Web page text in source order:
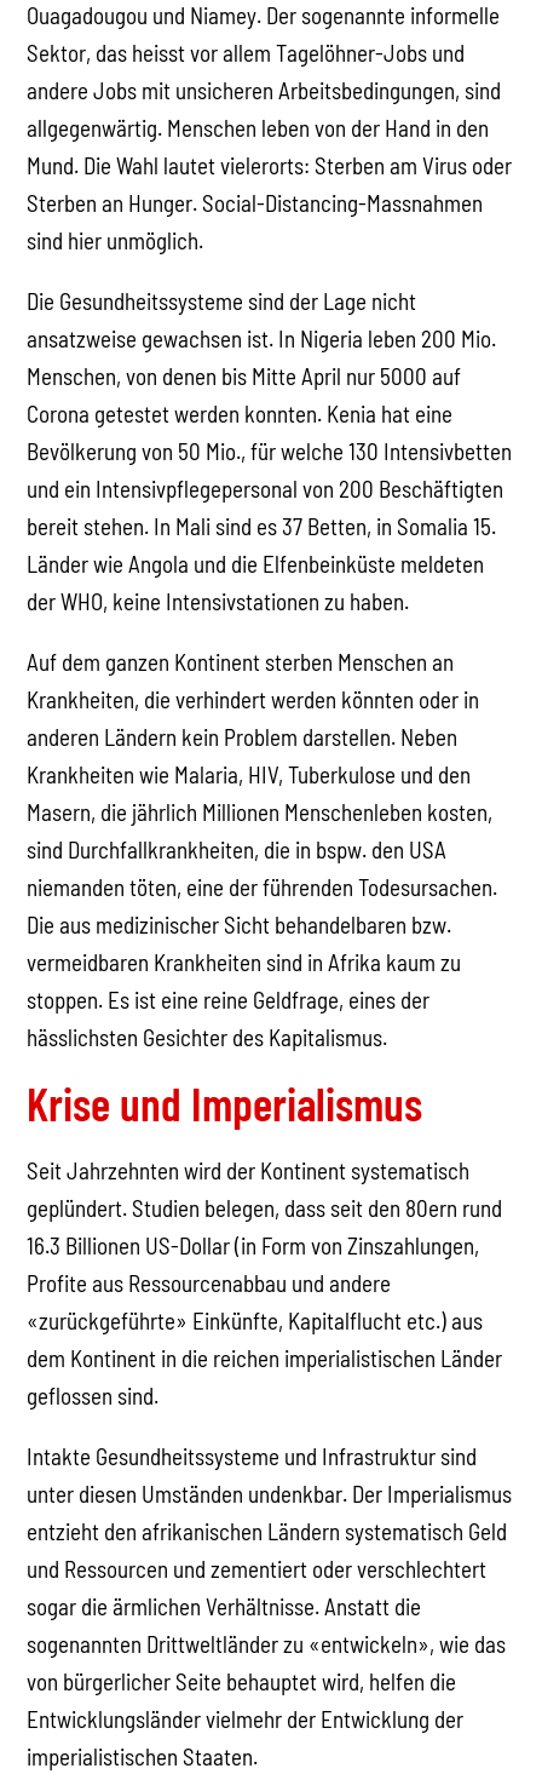
Ouagadougou und Niamey. Der sogenannte informelle
Sektor, das heisst vor allem Tagelöhner-Jobs und
andere Jobs mit unsicheren Arbeitsbedingungen, sind
allgegenwärtig. Menschen leben von der Hand in den
Mund. Die Wahl lautet vielerorts: Sterben am Virus oder
Sterben an Hunger. Social-Distancing-Massnahmen
sind hier unmöglich.
Die Gesundheitssysteme sind der Lage nicht
ansatzweise gewachsen ist. In Nigeria leben 200 Mio.
Menschen, von denen bis Mitte April nur 5000 auf
Corona getestet werden konnten. Kenia hat eine
Bevölkerung von 50 Mio., für welche 130 Intensivbetten
und ein Intensivpflegepersonal von 200 Beschäftigten
bereit stehen. In Mali sind es 37 Betten, in Somalia 15.
Länder wie Angola und die Elfenbeinküste meldeten
der WHO, keine Intensivstationen zu haben.
Auf dem ganzen Kontinent sterben Menschen an
Krankheiten, die verhindert werden könnten oder in
anderen Ländern kein Problem darstellen. Neben
Krankheiten wie Malaria, HIV, Tuberkulose und den
Masern, die jährlich Millionen Menschenleben kosten,
sind Durchfallkrankheiten, die in bspw. den USA
niemanden töten, eine der führenden Todesursachen.
Die aus medizinischer Sicht behandelbaren bzw.
vermeidbaren Krankheiten sind in Afrika kaum zu
stoppen. Es ist eine reine Geldfrage, eines der
hässlichsten Gesichter des Kapitalismus.
Krise und Imperialismus
Seit Jahrzehnten wird der Kontinent systematisch
geplündert. Studien belegen, dass seit den 80ern rund
16.3 Billionen US-Dollar (in Form von Zinszahlungen,
Profite aus Ressourcenabbau und andere
«zurückgeführte» Einkünfte, Kapitalflucht etc.) aus
dem Kontinent in die reichen imperialistischen Länder
geflossen sind.
Intakte Gesundheitssysteme und Infrastruktur sind
unter diesen Umständen undenkbar. Der Imperialismus
entzieht den afrikanischen Ländern systematisch Geld
und Ressourcen und zementiert oder verschlechtert
sogar die ärmlichen Verhältnisse. Anstatt die
sogenannten Drittweltländer zu «entwickeln», wie das
von bürgerlicher Seite behauptet wird, helfen die
Entwicklungsländer vielmehr der Entwicklung der
imperialistischen Staaten.